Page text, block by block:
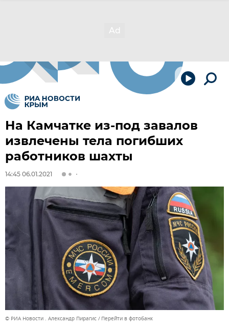
На Камчатке из-под завалов
извлечены тела погибших
работников шахты
14:45 06.01.2021
© РИА Новости . Александр Пирагис Перейти в фотобанк